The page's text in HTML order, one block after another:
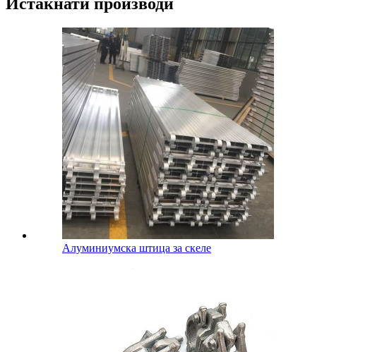
Истакнати производи
Алуминиумска штица за скеле